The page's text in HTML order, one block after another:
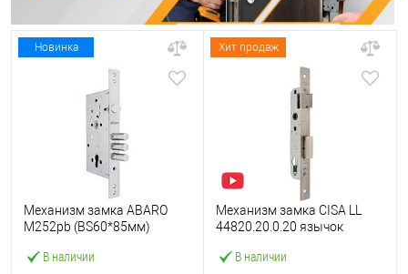
Новинка
В наличии
Механизм замка ABARO
M252pb (BS60*85мм)
упаковки без отв.планки
Хит продаж
В наличии
Механизм замка CISA LL
44820.20.0.20 язычок
нержавеющая сталь